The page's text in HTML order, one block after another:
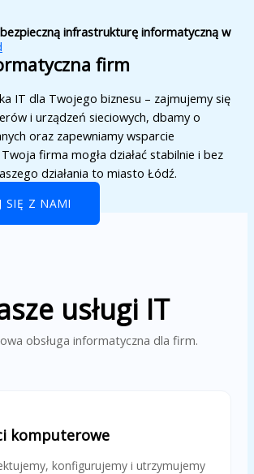
infrastrukturę informatyczną w
firm
IT dla Twojego biznesu – zajmujemy się
i urządzeń sieciowych, dbamy o
oraz zapewniamy wsparcie
firma mogła działać stabilnie i bez
działania to miasto Łódź.
SIĘ Z NAMI
usługi IT
obsługa informatyczna dla firm.
komputerowe
konfigurujemy i utrzymujemy